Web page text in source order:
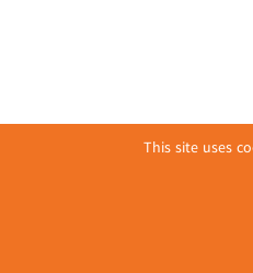
This site uses